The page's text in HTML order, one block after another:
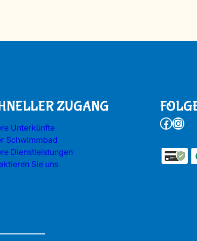
ZUGANG
Unterkünfte
Schwimmbad
Dienstleistungen
Sie uns
Facebook Instagram